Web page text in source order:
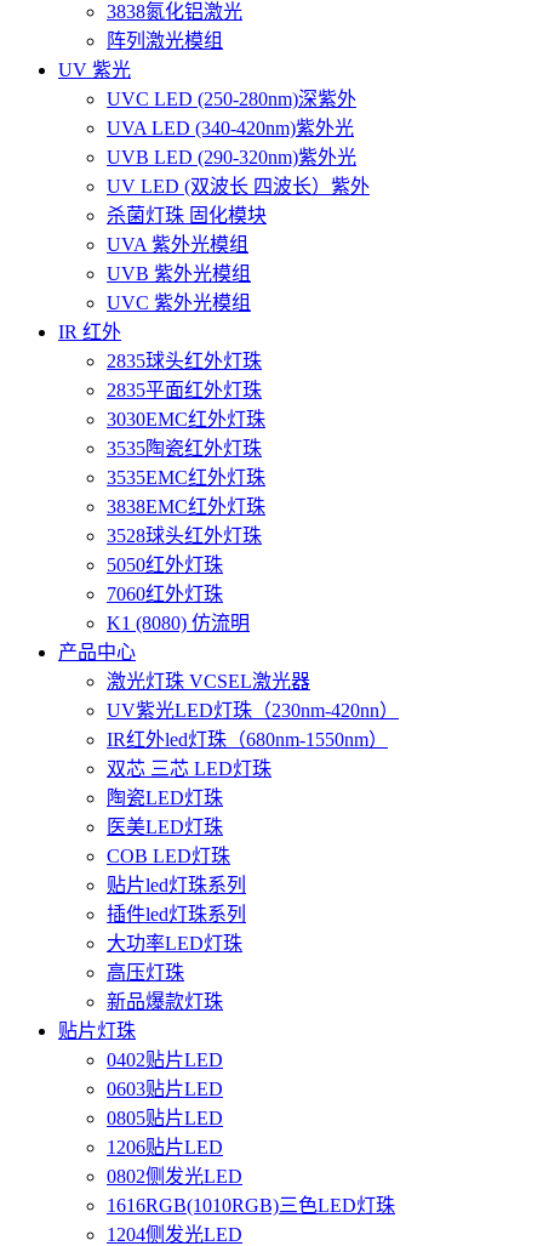
3838氮化铝激光
阵列激光模组
UV 紫光
UVC LED (250-280nm)深紫外
UVA LED (340-420nm)紫外光
UVB LED (290-320nm)紫外光
UV LED (双波长 四波长）紫外
杀菌灯珠 固化模块
UVA 紫外光模组
UVB 紫外光模组
UVC 紫外光模组
IR 红外
2835球头红外灯珠
2835平面红外灯珠
3030EMC红外灯珠
3535陶瓷红外灯珠
3535EMC红外灯珠
3838EMC红外灯珠
3528球头红外灯珠
5050红外灯珠
7060红外灯珠
K1 (8080) 仿流明
产品中心
激光灯珠 VCSEL激光器
UV紫光LED灯珠（230nm-420nn）
IR红外led灯珠（680nm-1550nm）
双芯 三芯 LED灯珠
陶瓷LED灯珠
医美LED灯珠
COB LED灯珠
贴片led灯珠系列
插件led灯珠系列
大功率LED灯珠
高压灯珠
新品爆款灯珠
贴片灯珠
0402贴片LED
0603贴片LED
0805贴片LED
1206贴片LED
0802侧发光LED
1616RGB(1010RGB)三色LED灯珠
1204侧发光LED